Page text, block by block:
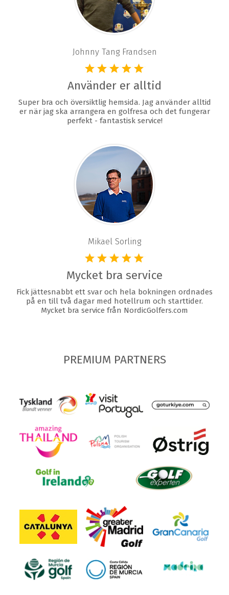
Johnny Tang Frandsen
Använder er alltid
Super bra och översiktlig hemsida. Jag använder alltid
er när jag ska arrangera en golfresa och det fungerar
perfekt - fantastisk service!
Mikael Sorling
Mycket bra service
Fick jättesnabbt ett svar och hela bokningen ordnades
på en till två dagar med hotellrum och starttider.
Mycket bra service från NordicGolfers.com
PREMIUM PARTNERS